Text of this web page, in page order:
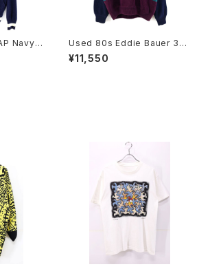
Navy×
Knit C
Used 80s Eddie Bauer 3T
one Stripes Cotton Knit Si
ze L 古着
¥11,550